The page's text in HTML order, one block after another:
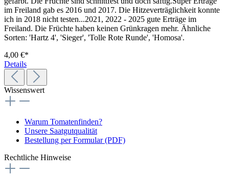
im Freiland gab es 2016 und 2017. Die Hitzeverträglichkeit konnte
ich in 2018 nicht testen...2021, 2022 - 2025 gute Erträge im
Freiland. Die Früchte haben keinen Grünkragen mehr. Ähnliche
Sorten: 'Hartz 4', 'Sieger', 'Tolle Rote Runde', 'Homosa'.
4,00 €*
Details
Wissenswert
Warum Tomatenfinden?
Unsere Saatgutqualität
Bestellung per Formular (PDF)
Rechtliche Hinweise